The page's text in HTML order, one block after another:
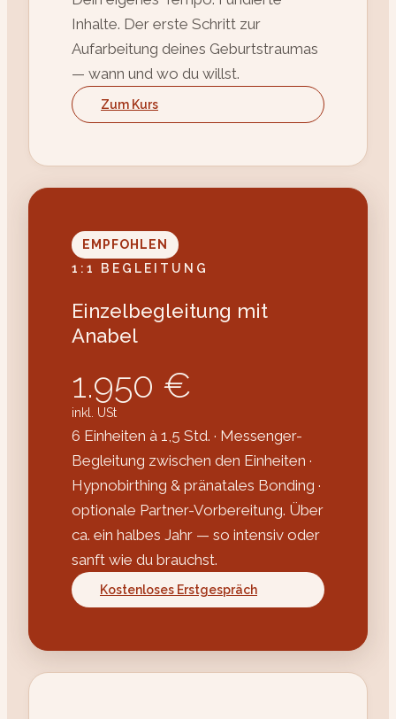
Inhalte. Der erste Schritt zur
Aufarbeitung deines Geburtstraumas
— wann und wo du willst.
Zum Kurs
EMPFOHLEN
1:1 BEGLEITUNG
Einzelbegleitung mit
Anabel
1.950 €
inkl. USt
6 Einheiten à 1,5 Std. · Messenger-
Begleitung zwischen den Einheiten ·
Hypnobirthing & pränatales Bonding ·
optionale Partner-Vorbereitung. Über
ca. ein halbes Jahr — so intensiv oder
sanft wie du brauchst.
Kostenloses Erstgespräch